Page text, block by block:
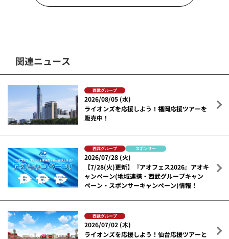
関連ニュース
西武グループ
2026/08/05 (水)
ライオンズを応援しよう！福岡応援ツアーを
販売中！
西武グループ スポンサー
2026/07/28 (火)
【7/28(火)更新】『アオフェス2026』アオキ
ャンペーン(地域連携・西武グループキャン
ペーン・スポンサーキャンペーン)情報！
西武グループ
2026/07/02 (木)
ライオンズを応援しよう！仙台応援ツアーと